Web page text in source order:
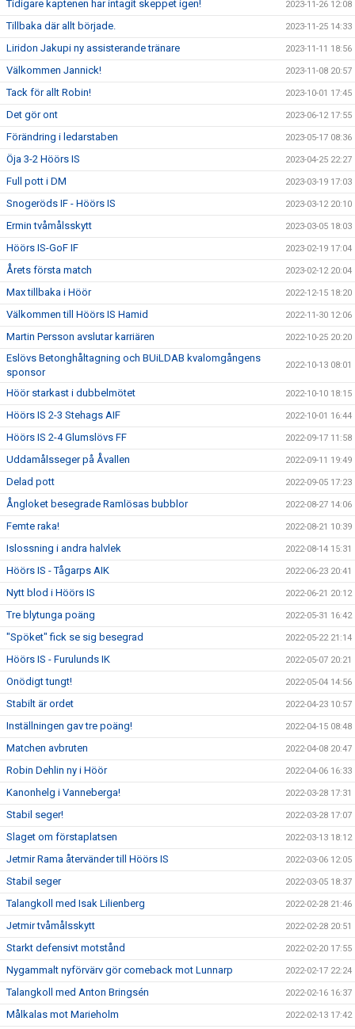
Tidigare kaptenen har intagit skeppet igen! 2023-11-26 12:08
Tillbaka där allt började. 2023-11-25 14:33
Liridon Jakupi ny assisterande tränare 2023-11-11 18:56
Välkommen Jannick! 2023-11-08 20:57
Tack för allt Robin! 2023-10-01 17:45
Det gör ont 2023-06-12 17:55
Förändring i ledarstaben 2023-05-17 08:36
Öja 3-2 Höörs IS 2023-04-25 22:27
Full pott i DM 2023-03-19 17:03
Snogeröds IF - Höörs IS 2023-03-12 20:10
Ermin tvåmålsskytt 2023-03-05 18:03
Höörs IS-GoF IF 2023-02-19 17:04
Årets första match 2023-02-12 20:04
Max tillbaka i Höör 2022-12-15 18:20
Välkommen till Höörs IS Hamid 2022-11-30 12:06
Martin Persson avslutar karriären 2022-10-25 20:20
Eslövs Betonghåltagning och BUiLDAB kvalomgångens
sponsor
2022-10-13 08:01
Höör starkast i dubbelmötet 2022-10-10 18:15
Höörs IS 2-3 Stehags AIF 2022-10-01 16:44
Höörs IS 2-4 Glumslövs FF 2022-09-17 11:58
Uddamålsseger på Åvallen 2022-09-11 19:49
Delad pott 2022-09-05 17:23
Ångloket besegrade Ramlösas bubblor 2022-08-27 14:06
Femte raka! 2022-08-21 10:39
Islossning i andra halvlek 2022-08-14 15:31
Höörs IS - Tågarps AIK 2022-06-23 20:41
Nytt blod i Höörs IS 2022-06-21 20:12
Tre blytunga poäng 2022-05-31 16:42
"Spöket" fick se sig besegrad 2022-05-22 21:14
Höörs IS - Furulunds IK 2022-05-07 20:21
Onödigt tungt! 2022-05-04 14:56
Stabilt är ordet 2022-04-23 10:57
Inställningen gav tre poäng! 2022-04-15 08:48
Matchen avbruten 2022-04-08 20:47
Robin Dehlin ny i Höör 2022-04-06 16:33
Kanonhelg i Vanneberga! 2022-03-28 17:31
Stabil seger! 2022-03-28 17:07
Slaget om förstaplatsen 2022-03-13 18:12
Jetmir Rama återvänder till Höörs IS 2022-03-06 12:05
Stabil seger 2022-03-05 18:37
Talangkoll med Isak Lilienberg 2022-02-28 21:46
Jetmir tvåmålsskytt 2022-02-28 20:51
Starkt defensivt motstånd 2022-02-20 17:55
Nygammalt nyförvärv gör comeback mot Lunnarp 2022-02-17 22:24
Talangkoll med Anton Bringsén 2022-02-16 16:37
Målkalas mot Marieholm 2022-02-13 17:42